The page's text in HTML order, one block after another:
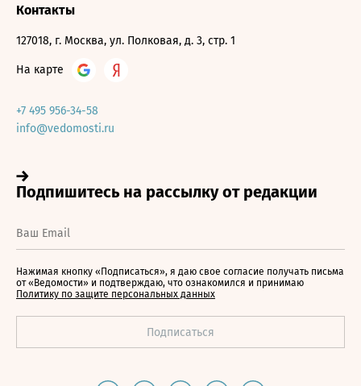
Контакты
127018, г. Москва, ул. Полковая, д. 3, стр. 1
На карте
+7 495 956-34-58
info@vedomosti.ru
Нажимая кнопку «Подписаться», я даю свое согласие получать письма
от «Ведомости» и подтверждаю, что ознакомился и принимаю
Политику по защите персональных данных